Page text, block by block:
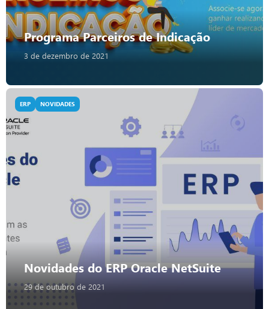
Programa Parceiros de Indicação
3 de dezembro de 2021
Novidades do ERP Oracle NetSuite
29 de outubro de 2021
ERP NOVIDADES